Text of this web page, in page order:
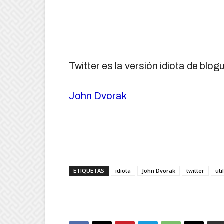
Twitter es la versión idiota de
John Dvorak
ETIQUETAS idiota John Dvorak twitter